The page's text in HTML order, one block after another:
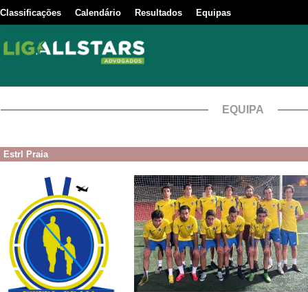
Classificações Calendário Resultados Equipas
EQUIPA
Estrl Praia